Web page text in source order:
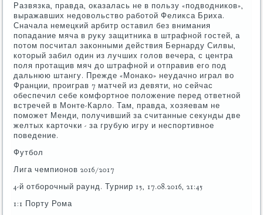
Развязка, правда, оказалась не в пользу «подводников»,
выражавших недовольство работой Феликса Бриха.
Сначала немецкий арбитр оставил без внимания
попадание мяча в руку защитника в штрафной гостей, а
потом посчитал законными действия Бернарду Силвы,
который забил один из лучших голов вечера, с центра
поля протащив мяч до штрафной и отправив его под
дальнюю штангу. Прежде «Монако» неудачно играл во
Франции, проиграв 7 матчей из девяти, но сейчас
обеспечил себе комфортное положение перед ответной
встречей в Монте-Карло. Там, правда, хозяевам не
поможет Менди, получивший за считанные секунды две
желтых карточки - за грубую игру и неспортивное
поведение.
Футбол
Лига чемпионов 2016/2017
4-й отборочный раунд. Турнир 15, 17.08.2016, 21:45
1:1 Порту Рома